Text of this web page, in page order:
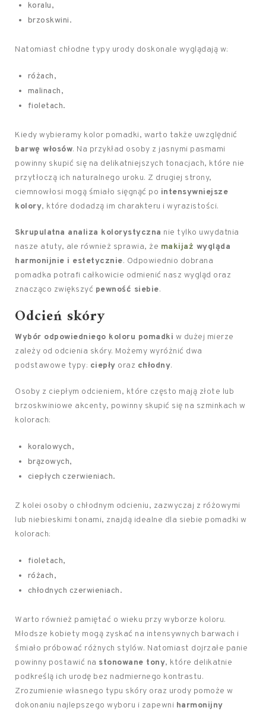
koralu,
brzoskwini.
Natomiast chłodne typy urody doskonale wyglądają w:
różach,
malinach,
fioletach.
Kiedy wybieramy kolor pomadki, warto także uwzględnić
barwę włosów. Na przykład osoby z jasnymi pasmami
powinny skupić się na delikatniejszych tonacjach, które nie
przytłoczą ich naturalnego uroku. Z drugiej strony,
ciemnowłosi mogą śmiało sięgnąć po intensywniejsze
kolory, które dodadzą im charakteru i wyrazistości.
Skrupulatna analiza kolorystyczna nie tylko uwydatnia
nasze atuty, ale również sprawia, że makijaż wygląda
harmonijnie i estetycznie. Odpowiednio dobrana
pomadka potrafi całkowicie odmienić nasz wygląd oraz
znacząco zwiększyć pewność siebie.
Odcień skóry
Wybór odpowiedniego koloru pomadki w dużej mierze
zależy od odcienia skóry. Możemy wyróżnić dwa
podstawowe typy: ciepły oraz chłodny.
Osoby z ciepłym odcieniem, które często mają złote lub
brzoskwiniowe akcenty, powinny skupić się na szminkach w
kolorach:
koralowych,
brązowych,
ciepłych czerwieniach.
Z kolei osoby o chłodnym odcieniu, zazwyczaj z różowymi
lub niebieskimi tonami, znajdą idealne dla siebie pomadki w
kolorach:
fioletach,
różach,
chłodnych czerwieniach.
Warto również pamiętać o wieku przy wyborze koloru.
Młodsze kobiety mogą zyskać na intensywnych barwach i
śmiało próbować różnych stylów. Natomiast dojrzałe panie
powinny postawić na stonowane tony, które delikatnie
podkreślą ich urodę bez nadmiernego kontrastu.
Zrozumienie własnego typu skóry oraz urody pomoże w
dokonaniu najlepszego wyboru i zapewni harmonijny